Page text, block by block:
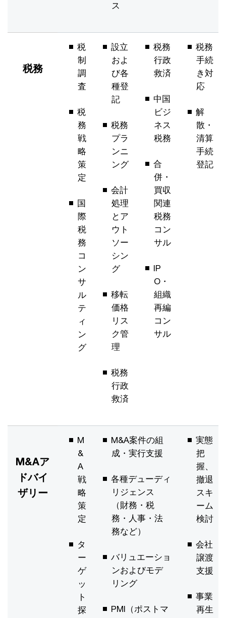
ス
税務
税
制
調
査
税
務
戦
略
策
定
国
際
税
務
コ
ン
サ
ル
テ
ィ
ン
グ
設立
およ
び各
種登
記
税務
プラ
ンニ
ング
会計
処理
とア
ウト
ソー
シン
グ
移転
価格
リス
ク管
理
税務
行政
救済
税務
行政
救済
中国
ビジ
ネス
税務
合
併・
買収
関連
税務
コン
サル
IP
O・
組織
再編
コン
サル
税務
手続
き対
応
解
散・
清算
手続
登記
M&Aア
ドバイ
ザリー
M
&
A
戦
略
策
定
タ
ー
ゲ
ッ
ト
探
M&A案件の組
成・実行支援
各種デューディ
リジェンス
（財務・税
務・人事・法
務など）
バリュエーショ
ンおよびモデ
リング
PMI（ポストマ
実態
把
握、
撤退
スキ
ーム
検討
会社
譲渡
支援
事業
再生